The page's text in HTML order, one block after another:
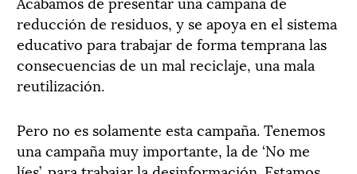
reducción de residuos, y se apoya en el sistema
educativo para trabajar de forma temprana las
consecuencias de un mal reciclaje, una mala
reutilización.
Pero no es solamente esta campaña. Tenemos
una campaña muy importante, la de ‘No me